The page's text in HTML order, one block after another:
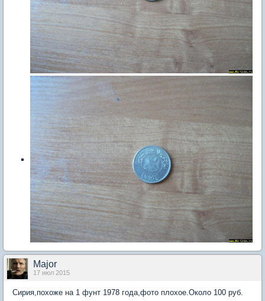
Major
17 июл 2015
Сирия,похоже на 1 фунт 1978 года,фото плохое.Около 100 руб.